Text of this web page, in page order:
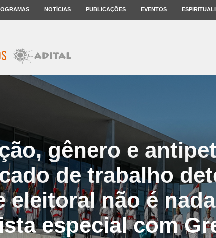
NOTÍCIAS PUBLICAÇÕES EVENTOS
gênero e
de trabalho
eleitoral não é
especial com